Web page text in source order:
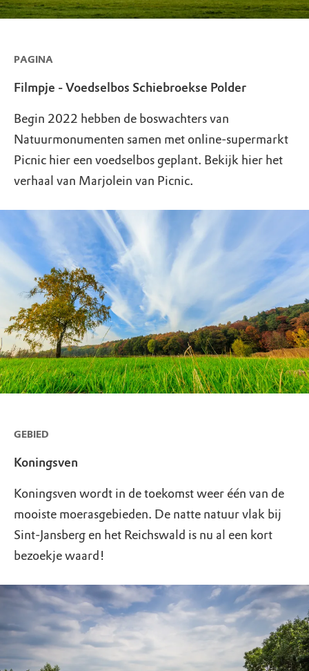
PAGINA
Filmpje - Voedselbos Schiebroekse Polder
Begin 2022 hebben de boswachters van
Natuurmonumenten samen met online-supermarkt
Picnic hier een voedselbos geplant. Bekijk hier het
verhaal van Marjolein van Picnic.
GEBIED
Koningsven
Koningsven wordt in de toekomst weer één van de
mooiste moerasgebieden. De natte natuur vlak bij
Sint-Jansberg en het Reichswald is nu al een kort
bezoekje waard!